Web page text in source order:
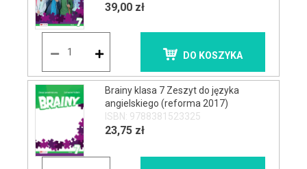
39,00 zł
DO KOSZYKA
Brainy klasa 7 Zeszyt do języka
angielskiego (reforma 2017)
ISBN: 9788381523325
23,75 zł